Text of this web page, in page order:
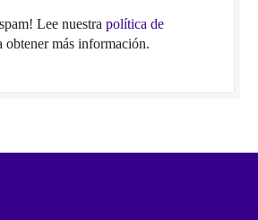
Lee nuestra política de
obtener más información.